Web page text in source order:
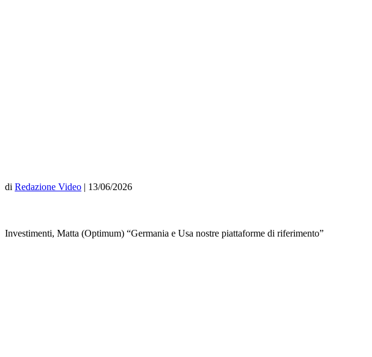
di Redazione Video | 13/06/2026
Investimenti, Matta (Optimum) “Germania e Usa nostre piattaforme di riferimento”